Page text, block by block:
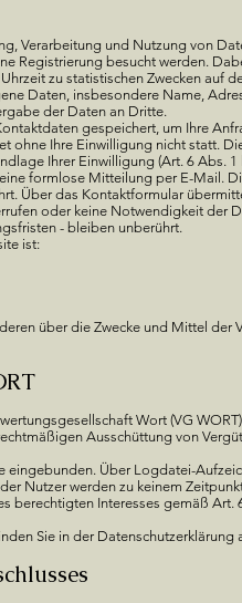
Verarbeitung und Nutzung von
Registrierung besucht werden.
zu statistischen Zwecken auf
Daten, insbesondere Name,
der Daten an Dritte.
gespeichert, um Ihre
ohne Ihre Einwilligung nicht statt.
Ihrer Einwilligung (Art. 6 Abs. 1
formlose Mitteilung per E-Mail.
Über das Kontaktformular
oder keine Notwendigkeit der
- bleiben unberührt.
ist:
über die Zwecke und Mittel der
Wort (VG
Ausschüttung von
Über Logdatei-
Nutzer werden zu keinem
berechtigten Interesses gemäß Art.
Sie in der Datenschutzerklärung